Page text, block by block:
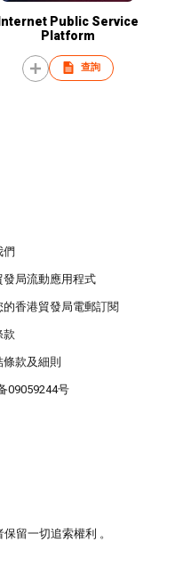
Internet Public Service
Platform
查詢
們
發局流動應用程式
的香港貿發局電郵訂閱
款
條款及細則
09059244号
留一切追索權利 。